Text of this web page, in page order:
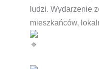
ludzi. Wydarzenie
mieszkańców,